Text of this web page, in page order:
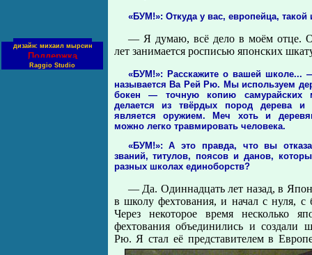
дизайн: михаил мырсин
Поддержка
Raggio Studio
«БУМ!»: Откуда у вас, европейца,
— Я думаю, всё дело в моём отце.
лет занимается росписью японских
«БУМ!»: Расскажите о вашей школе...
называется Ва Рей Рю. Мы используем
бокен — точную копию самурайских
делается из твёрдых пород дерева
является оружием. Меч хоть и
можно легко травмировать человека.
«БУМ!»: А это правда, что вы
званий, титулов, поясов и данов,
разных школах единоборств?
— Да. Одиннадцать лет назад, в
в школу фехтования, и начал с нуля, с
Через некоторое время несколько
фехтования объединились и создали
Рю. Я стал её представителем в